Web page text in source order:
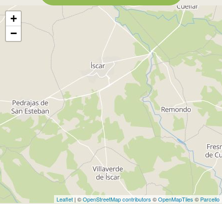
+
−
Leaflet | ©OpenStreetMap contributors ©OpenMapTiles © Parcello